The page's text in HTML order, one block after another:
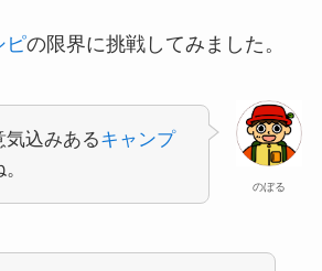
ピの限界に挑戦してみました。
のぼる
気込みあるキャンプ